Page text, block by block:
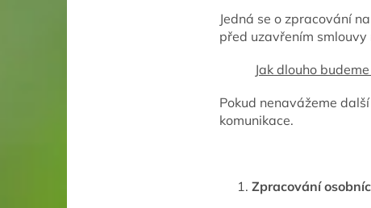
Jedná se o zpracování
před uzavřením
Jak dlouho
Pokud nenavážeme
komunikace.
Zpracování